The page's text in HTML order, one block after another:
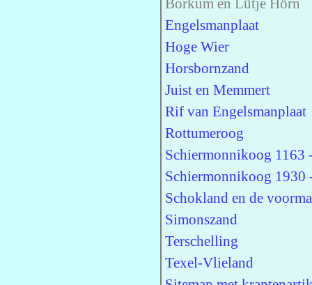
Borkum en Lütje Hörn
Engelsmanplaat
Hoge Wier
Horsbornzand
Juist en Memmert
Rif van Engelsmanplaat
Rottumeroog
Schiermonnikoog 1163
Schiermonnikoog 1930
Schokland en de
Simonszand
Terschelling
Texel-Vlieland